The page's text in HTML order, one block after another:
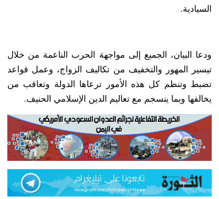
السيادية.
ودعا البيان، الجميع إلى مواجهة الحرب الناعمة من خلال
تيسير المهور والتخفيف من تكاليف الزواج، وعمل قواعد
تضبط وتنظم كل هذه الأمور ترعاها الدولة وتعاقب من
يخالفها وبما ينسجم مع تعاليم الدين الإسلامي الحنيف.